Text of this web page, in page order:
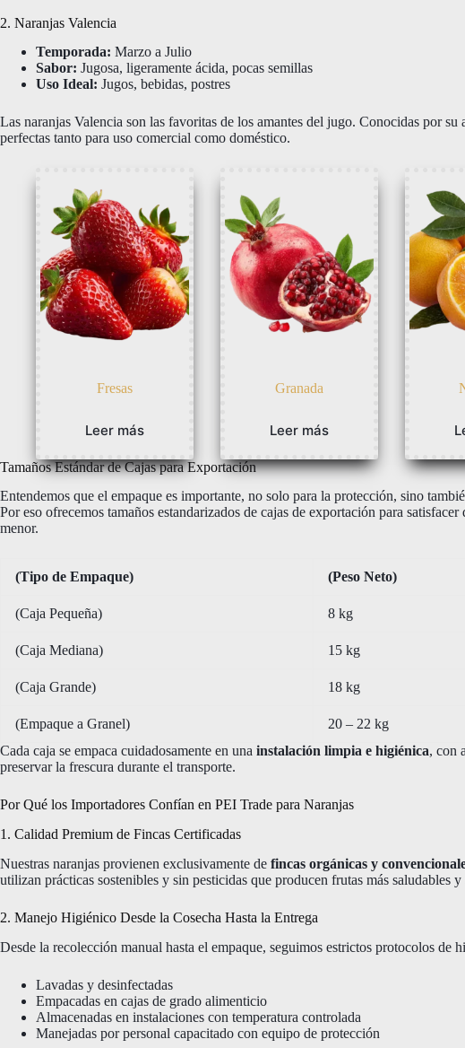
2. Naranjas Valencia
Temporada: Marzo a Julio
Sabor: Jugosa, ligeramente ácida, pocas semillas
Uso Ideal: Jugos, bebidas, postres
Las naranjas Valencia son las favoritas de los amantes del jugo. Conocidas por
perfectas tanto para uso comercial como doméstico.
Fresas
Leer más
Granada
Leer más
Tamaños Estándar de Cajas para Exportación
Entendemos que el empaque es importante, no solo para la protección, sino
Por eso ofrecemos tamaños estandarizados de cajas de exportación para
menor.
(Tipo de Empaque) (Peso Neto)
(Caja Pequeña) 8 kg
(Caja Mediana) 15 kg
(Caja Grande) 18 kg
(Empaque a Granel) 20 – 22 kg
Cada caja se empaca cuidadosamente en una instalación limpia e higiénica, con
preservar la frescura durante el transporte.
Por Qué los Importadores Confían en PEI Trade para Naranjas
1. Calidad Premium de Fincas Certificadas
Nuestras naranjas provienen exclusivamente de fincas orgánicas y
utilizan prácticas sostenibles y sin pesticidas que producen frutas más saludables y
2. Manejo Higiénico Desde la Cosecha Hasta la Entrega
Desde la recolección manual hasta el empaque, seguimos estrictos protocolos de
Lavadas y desinfectadas
Empacadas en cajas de grado alimenticio
Almacenadas en instalaciones con temperatura controlada
Manejadas por personal capacitado con equipo de protección